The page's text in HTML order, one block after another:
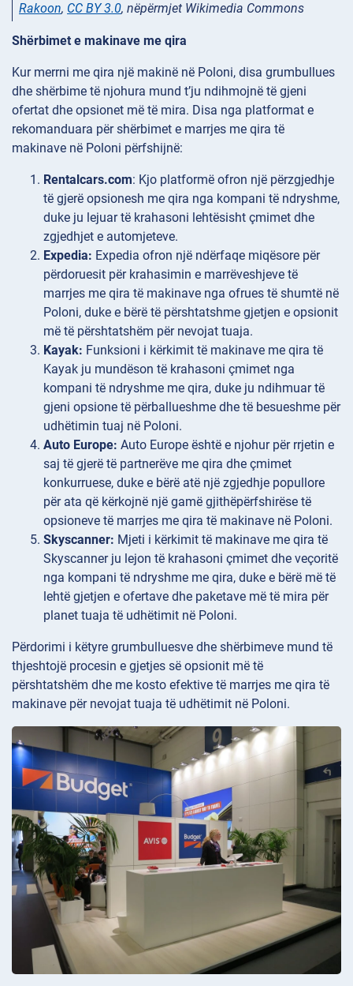
Rakoon, CC BY 3.0, nëpërmjet Wikimedia Commons
Shërbimet e makinave me qira
Kur merrni me qira një makinë në Poloni, disa grumbullues
dhe shërbime të njohura mund t’ju ndihmojnë të gjeni
ofertat dhe opsionet më të mira. Disa nga platformat e
rekomanduara për shërbimet e marrjes me qira të
makinave në Poloni përfshijnë:
Rentalcars.com: Kjo platformë ofron një përzgjedhje
të gjerë opsionesh me qira nga kompani të ndryshme,
duke ju lejuar të krahasoni lehtësisht çmimet dhe
zgjedhjet e automjeteve.
Expedia: Expedia ofron një ndërfaqe miqësore për
përdoruesit për krahasimin e marrëveshjeve të
marrjes me qira të makinave nga ofrues të shumtë në
Poloni, duke e bërë të përshtatshme gjetjen e opsionit
më të përshtatshëm për nevojat tuaja.
Kayak: Funksioni i kërkimit të makinave me qira të
Kayak ju mundëson të krahasoni çmimet nga
kompani të ndryshme me qira, duke ju ndihmuar të
gjeni opsione të përballueshme dhe të besueshme për
udhëtimin tuaj në Poloni.
Auto Europe: Auto Europe është e njohur për rrjetin e
saj të gjerë të partnerëve me qira dhe çmimet
konkurruese, duke e bërë atë një zgjedhje popullore
për ata që kërkojnë një gamë gjithëpërfshirëse të
opsioneve të marrjes me qira të makinave në Poloni.
Skyscanner: Mjeti i kërkimit të makinave me qira të
Skyscanner ju lejon të krahasoni çmimet dhe veçoritë
nga kompani të ndryshme me qira, duke e bërë më të
lehtë gjetjen e ofertave dhe paketave më të mira për
planet tuaja të udhëtimit në Poloni.
Përdorimi i këtyre grumbulluesve dhe shërbimeve mund të
thjeshtojë procesin e gjetjes së opsionit më të
përshtatshëm dhe me kosto efektive të marrjes me qira të
makinave për nevojat tuaja të udhëtimit në Poloni.